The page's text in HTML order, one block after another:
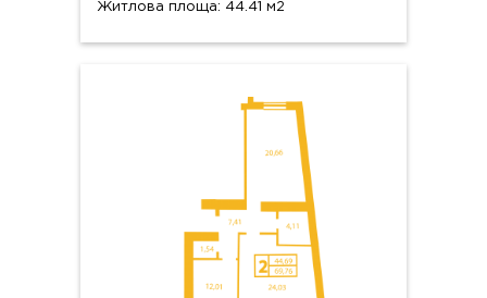
Житлова площа: 44.41 м2